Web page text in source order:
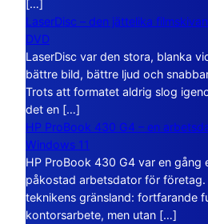
[…]
LaserDisc – den jättelika
DVD
LaserDisc var den stora, blanka
bättre bild, bättre ljud och
Trots att formatet aldrig slog
det en […]
HP ProBook 430 G4 – en
Windows 11
HP ProBook 430 G4 var en gång
påkostad arbetsdator för företag.
teknikens gränsland: fortfarande
kontorsarbete, men utan […]